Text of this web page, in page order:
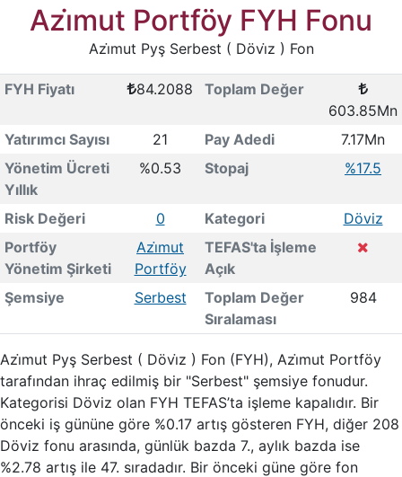
Azi̇mut Portföy FYH Fonu
Azi̇mut Pyş Serbest ( Dövi̇z ) Fon
FYH Fiyatı 84.2088
Toplam Değer
603.85Mn
Yatırımcı Sayısı
21 Pay Adedi
7.17Mn
Yönetim Ücreti
Yıllık
%0.53 Stopaj %17.5
Risk Değeri 0 Kategori
Döviz
Portföy
Yönetim Şirketi
Azi̇mut
Portföy
TEFAS'ta İşleme
Açık
Şemsiye
Serbest
Toplam Değer
Sıralaması
984
Azi̇mut Pyş Serbest ( Dövi̇z ) Fon (FYH), Azi̇mut Portföy
tarafından ihraç edilmiş bir "Serbest" şemsiye fonudur.
Kategorisi Döviz olan FYH TEFAS’ta işleme kapalıdır. Bir
önceki iş gününe göre %0.17 artış gösteren FYH, diğer 208
Döviz fonu arasında, günlük bazda 7., aylık bazda ise
%2.78 artış ile 47. sıradadır. Bir önceki güne göre fon